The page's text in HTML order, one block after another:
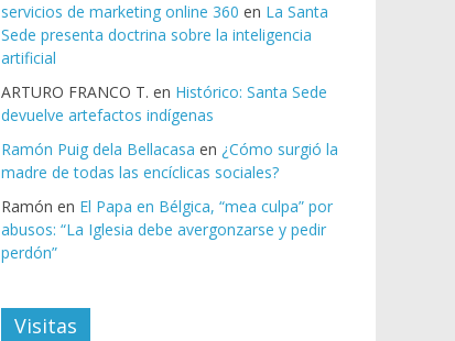
servicios de marketing online 360 en La Santa
Sede presenta doctrina sobre la inteligencia
artificial
ARTURO FRANCO T. en Histórico: Santa Sede
devuelve artefactos indígenas
Ramón Puig dela Bellacasa en ¿Cómo surgió la
madre de todas las encíclicas sociales?
Ramón en El Papa en Bélgica, “mea culpa” por
abusos: “La Iglesia debe avergonzarse y pedir
perdón”
Visitas